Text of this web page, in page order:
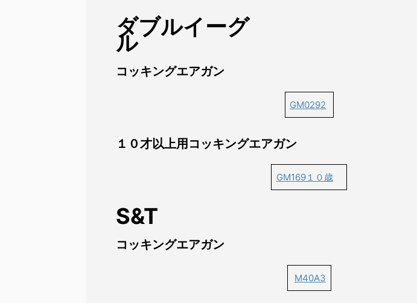
ダブルイーグ
ル
コッキングエアガン
GM0292
１０才以上用コッキングエアガン
GM169１０歳
S&T
コッキングエアガン
M40A3